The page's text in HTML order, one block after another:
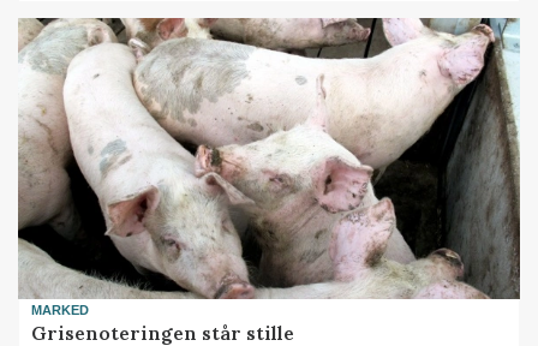
MARKED
Grisenoteringen står stille